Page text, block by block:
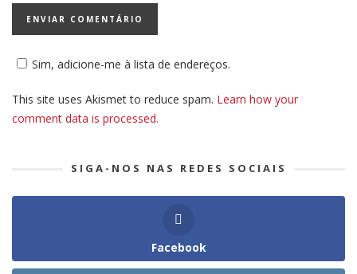
Sim, adicione-me à lista de endereços.
This site uses Akismet to reduce spam. Learn how your
comment data is processed.
SIGA-NOS NAS REDES SOCIAIS
Facebook